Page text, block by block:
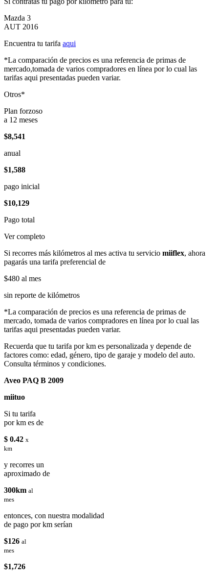
Mazda 3
AUT 2016
Encuentra tu tarifa aqui
*La comparación de precios es una referencia de primas de
mercado,tomada de varios compradores en línea por lo cual las
tarifas aqui presentadas pueden variar.
Otros*
Plan forzoso
a 12 meses
$8,541
anual
$1,588
pago inicial
$10,129
Pago total
Ver completo
Si recorres más kilómetros al mes activa tu servicio miiflex, ahora
pagarás una tarifa preferencial de
$480 al mes
sin reporte de kilómetros
*La comparación de precios es una referencia de primas de
mercado, tomada de varios compradores en línea por lo cual las
tarifas aqui presentadas pueden variar.
Recuerda que tu tarifa por km es personalizada y depende de
factores como: edad, género, tipo de garaje y modelo del auto.
Consulta términos y condiciones.
Aveo PAQ B 2009
miituo
Si tu tarifa
por km es de
$ 0.42 x
km
y recorres un
aproximado de
300km al
mes
entonces, con nuestra modalidad
de pago por km serían
$126 al
mes
$1,726